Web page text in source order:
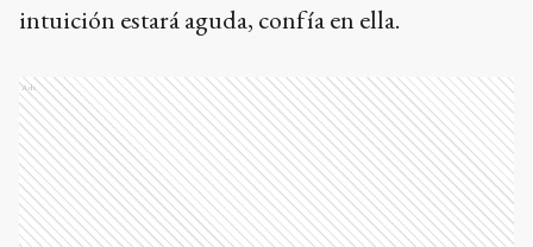
intuición estará aguda, confía en ella.
Ads